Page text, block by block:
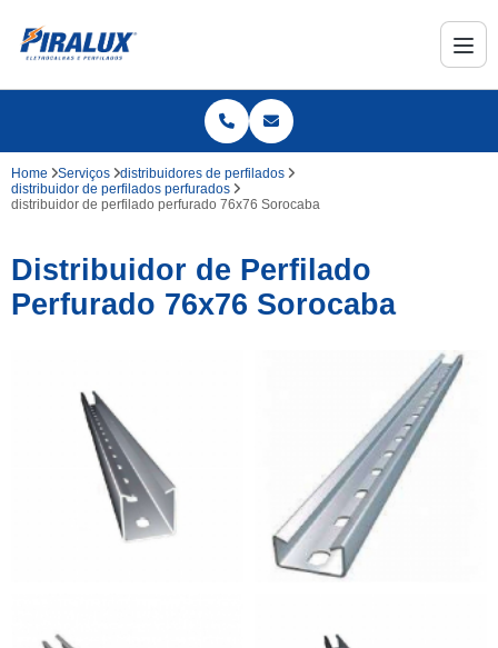
Home Serviços
distribuidores de perfilados
distribuidor de perfilados perfurados
distribuidor de perfilado perfurado 76x76 Sorocaba
Distribuidor de Perfilado
Perfurado 76x76 Sorocaba